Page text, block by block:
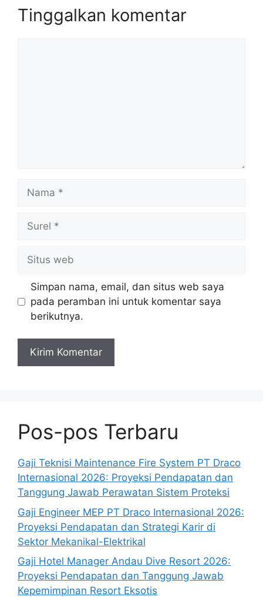
Tinggalkan komentar
web
Simpan nama, email, dan situs web saya
pada peramban ini untuk komentar saya
berikutnya.
Pos-pos Terbaru
Gaji Teknisi Maintenance Fire System PT Draco
Internasional 2026: Proyeksi Pendapatan dan
Tanggung Jawab Perawatan Sistem Proteksi
Gaji Engineer MEP PT Draco Internasional 2026:
Proyeksi Pendapatan dan Strategi Karir di
Sektor Mekanikal-Elektrikal
Gaji Hotel Manager Andau Dive Resort 2026:
Proyeksi Pendapatan dan Tanggung Jawab
Kepemimpinan Resort Eksotis